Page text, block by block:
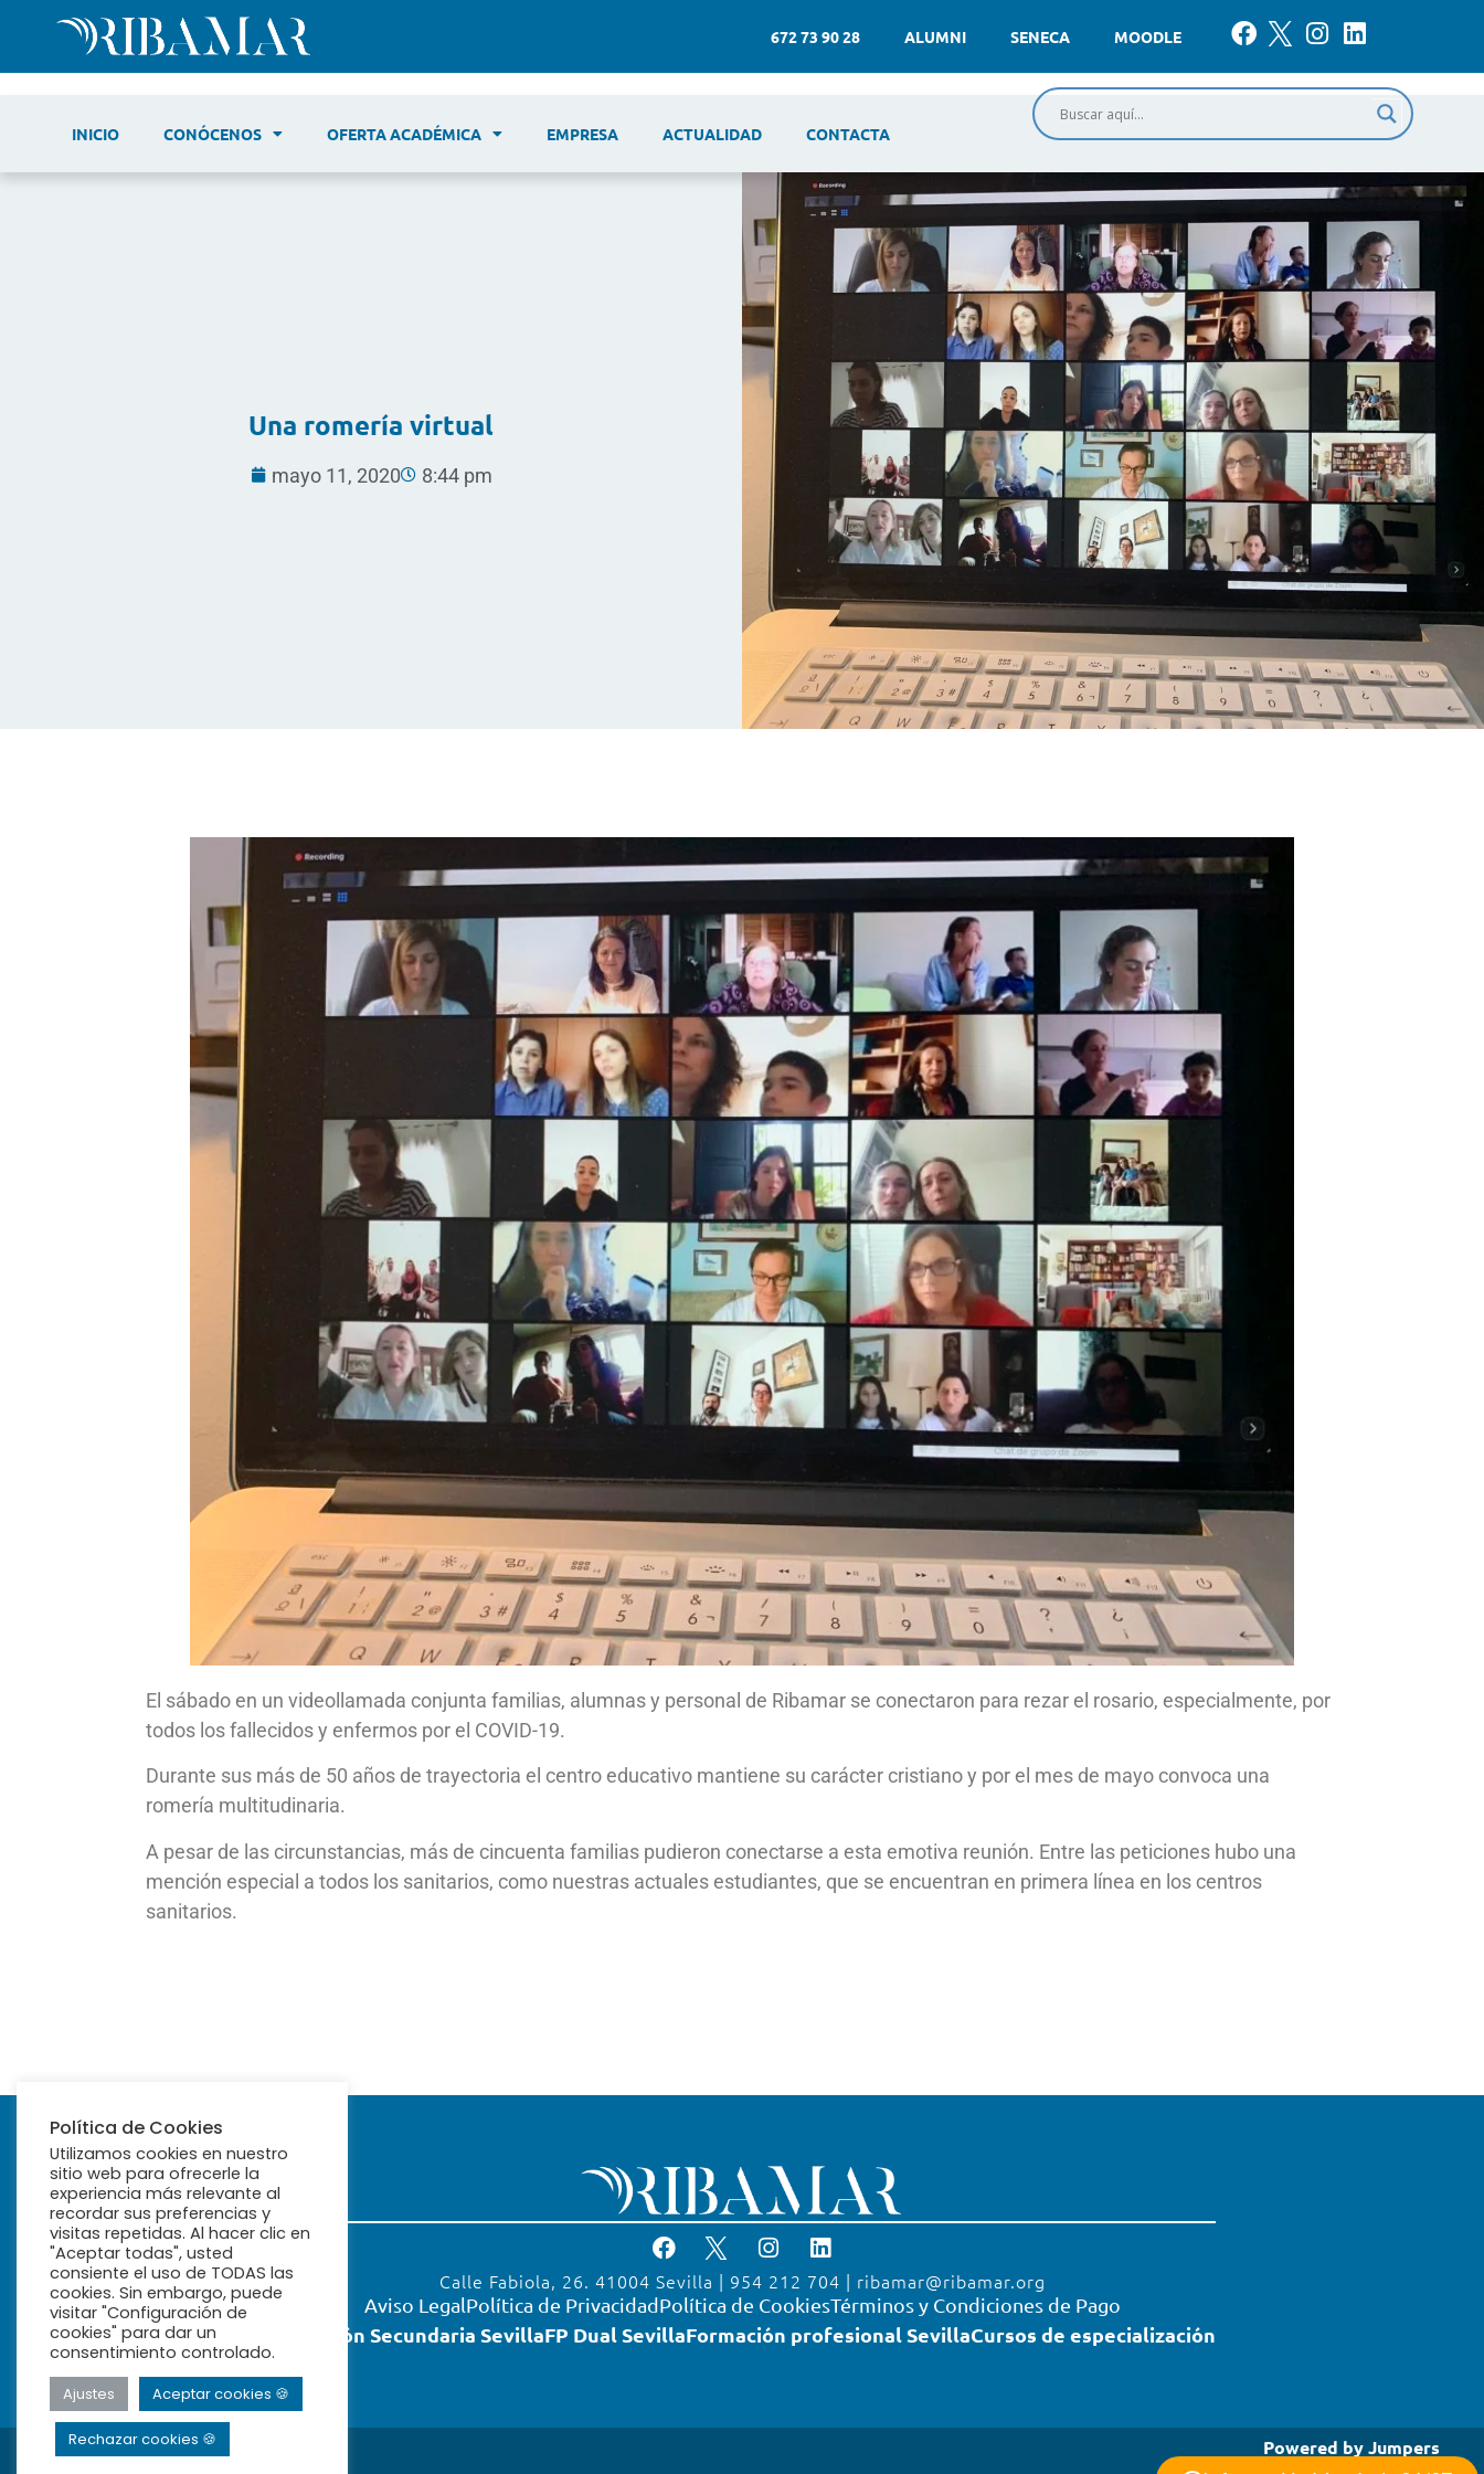
672 73 90 28 ALUMNI SENECA MOODLE
INICIO CONÓCENOS OFERTA ACADÉMICA EMPRESA ACTUALIDAD CONTACTA
Una romería virtual
mayo 11, 2020 8:44 pm
El sábado en un videollamada conjunta familias, alumnas y personal de Ribamar se conectaron para rezar el rosario, especialmente, por
todos los fallecidos y enfermos por el COVID-19.
Durante sus más de 50 años de trayectoria el centro educativo mantiene su carácter cristiano y por el mes de mayo convoca una
romería multitudinaria.
A pesar de las circunstancias, más de cincuenta familias pudieron conectarse a esta emotiva reunión. Entre las peticiones hubo una
mención especial a todos los sanitarios, como nuestras actuales estudiantes, que se encuentran en primera línea en los centros
sanitarios.
Calle Fabiola, 26. 41004 Sevilla | 954 212 704 | ribamar@ribamar.org
Aviso LegalPolítica de PrivacidadPolítica de CookiesTérminos y Condiciones de Pago
Educación Secundaria SevillaFP Dual SevillaFormación profesional SevillaCursos de especialización
© 2026 Ribamar Powered byJumpers
Política de Cookies
Utilizamos cookies en nuestro
sitio web para ofrecerle la
experiencia más relevante al
recordar sus preferencias y
visitas repetidas. Al hacer clic en
"Aceptar todas", usted
consiente el uso de TODAS las
cookies. Sin embargo, puede
visitar "Configuración de
cookies" para dar un
consentimiento controlado.
Ajustes Aceptar cookies 🍪
Rechazar cookies 🍪